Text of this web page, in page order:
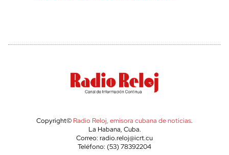
Copyright© Radio Reloj, emisora cubana de noticias.
La Habana, Cuba.
Correo: radio.reloj@icrt.cu
Teléfono: (53) 78392204